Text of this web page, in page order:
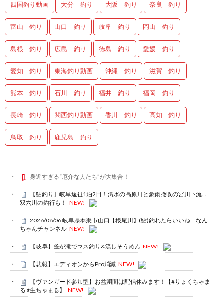
四国釣り動画 大分 釣り 大阪 釣り 奈良 釣り
富山 釣り 山口 釣り 岐阜 釣り 岡山 釣り
島根 釣り 広島 釣り 徳島 釣り 愛媛 釣り
愛知 釣り 東海釣り動画 沖縄 釣り 滋賀 釣り
熊本 釣り 石川 釣り 福井 釣り 福岡 釣り
長崎 釣り 関西釣り動画 香川 釣り 高知 釣り
鳥取 釣り 鹿児島 釣り
身近すぎる“厄介な人たち”が大集合！
【鮎釣り】岐阜遠征1泊2日！渇水の高原川と豪雨撤収の宮川下流…
双六川の釣行も！
NEW!
2026/08/06 岐阜県本巣市山口【根尾川】(鮎)釣れたらいいね！なん
ちゃんチャンネル NEW!
【岐阜】釜が滝でマス釣り&流しそうめん NEW!
【悲報】エディオンからPro消滅 NEW!
【ヴァンガード参加型】お盆期間は配信休みます！【#りょくちゃま
る #生ちゃまる】
NEW!